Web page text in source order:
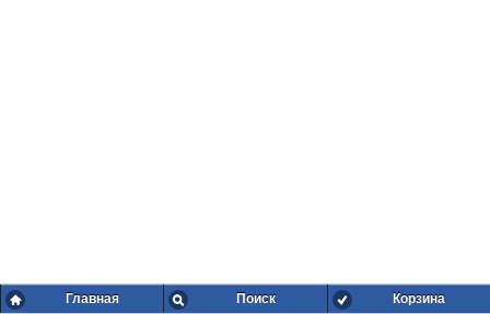
Главная Поиск Корзина